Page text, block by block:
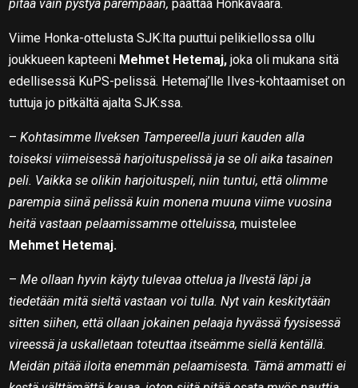
pitää vain pystyä parempaan, päättää Honkavaara.
Viime Honka-ottelusta SJK:lta puuttui pelikiellossa ollu
joukkueen kapteeni Mehmet Hetemaj, joka oli mukana sitä
edellisessä KuPS-pelissä. Hetemaj’lle Ilves-kohtaamiset on
tuttuja jo pitkältä ajalta SJK:ssa.
–Kohtasimme Ilveksen Tampereella juuri kauden alla
toiseksi viimeisessä harjoituspelissä ja se oli aika tasainen
peli. Vaikka se olikin harjoituspeli, niin tuntui, että olimme
parempia siinä pelissä kuin monena muuna viime vuosina
heitä vastaan pelaamissamme otteluissa, muistelee
Mehmet Hetemaj.
–Me ollaan hyvin käyty tulevaa ottelua ja Ilvestä läpi ja
tiedetään mitä sieltä vastaan voi tulla. Nyt vain keskitytään
sitten siihen, että ollaan jokainen pelaaja hyvässä fyysisessä
vireessä ja uskalletaan toteuttaa itseämme siellä kentällä.
Meidän pitää iloita enemmän pelaamisesta. Tämä ammatti ei